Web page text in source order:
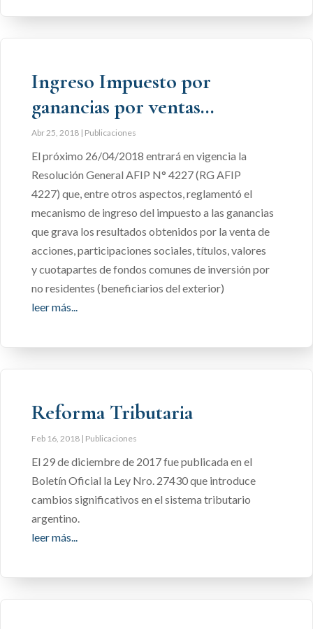
Ingreso Impuesto por
ganancias por ventas…
Abr 25, 2018 | Publicaciones
El próximo 26/04/2018 entrará en vigencia la
Resolución General AFIP N° 4227 (RG AFIP
4227) que, entre otros aspectos, reglamentó el
mecanismo de ingreso del impuesto a las ganancias
que grava los resultados obtenidos por la venta de
acciones, participaciones sociales, títulos, valores
y cuotapartes de fondos comunes de inversión por
no residentes (beneficiarios del exterior)
leer más...
Reforma Tributaria
Feb 16, 2018 | Publicaciones
El 29 de diciembre de 2017 fue publicada en el
Boletín Oficial la Ley Nro. 27430 que introduce
cambios significativos en el sistema tributario
argentino.
leer más...